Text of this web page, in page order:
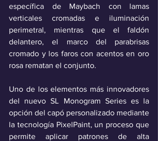
específica de Maybach con lamas
verticales cromadas e iluminación
perimetral, mientras que el faldón
delantero, el marco del parabrisas
cromado y los faros con acentos en oro
rosa rematan el conjunto.
Uno de los elementos más innovadores
del nuevo SL Monogram Series es la
opción del capó personalizado mediante
la tecnología PixelPaint, un proceso que
permite aplicar patrones de alta